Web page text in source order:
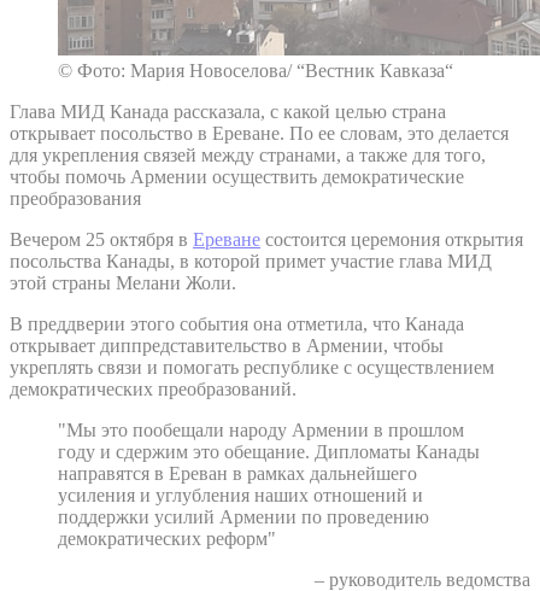
© Фото: Мария Новоселова/ “Вестник Кавказа“
Глава МИД Канада рассказала, с какой целью страна
открывает посольство в Ереване. По ее словам, это делается
для укрепления связей между странами, а также для того,
чтобы помочь Армении осуществить демократические
преобразования
Вечером 25 октября в Ереване состоится церемония открытия
посольства Канады, в которой примет участие глава МИД
этой страны Мелани Жоли.
В преддверии этого события она отметила, что Канада
открывает диппредставительство в Армении, чтобы
укреплять связи и помогать республике с осуществлением
демократических преобразований.
"Мы это пообещали народу Армении в прошлом
году и сдержим это обещание. Дипломаты Канады
направятся в Ереван в рамках дальнейшего
усиления и углубления наших отношений и
поддержки усилий Армении по проведению
демократических реформ"
– руководитель ведомства